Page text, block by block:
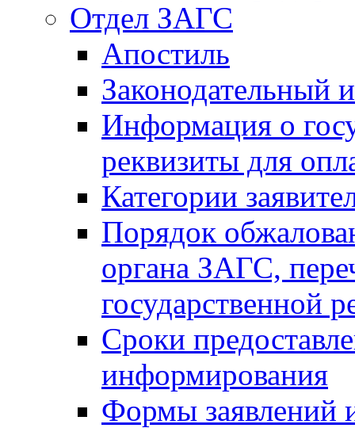
Отдел ЗАГС
Апостиль
Законодательный
Информация о
реквизиты для
Категории
Порядок
органа ЗАГС,
государственной
Сроки
информирования
Формы заявлений